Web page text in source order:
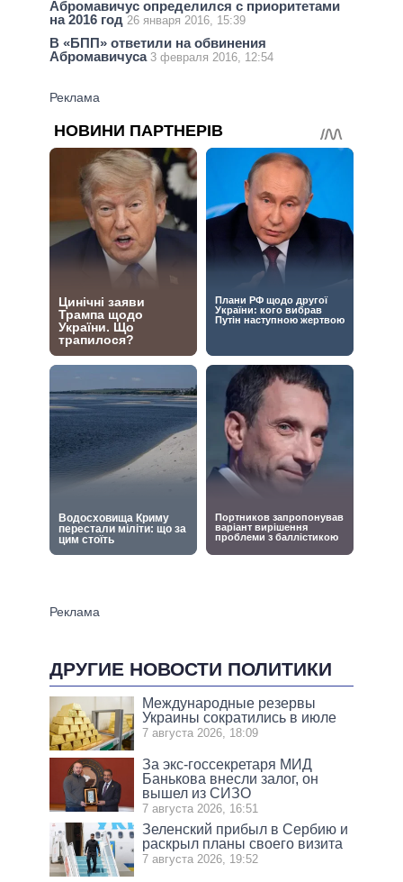
Абромавичус определился с приоритетами
на 2016 год 26 января 2016, 15:39
В «БПП» ответили на обвинения
Абромавичуса 3 февраля 2016, 12:54
ДРУГИЕ НОВОСТИ ПОЛИТИКИ
Международные резервы
Украины сократились в июле
7 августа 2026, 18:09
За экс-госсекретаря МИД
Банькова внесли залог, он
вышел из СИЗО
7 августа 2026, 16:51
Зеленский прибыл в Сербию и
раскрыл планы своего визита
7 августа 2026, 19:52